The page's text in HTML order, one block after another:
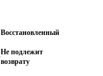
Восстановленный
Не подлежит
возврату